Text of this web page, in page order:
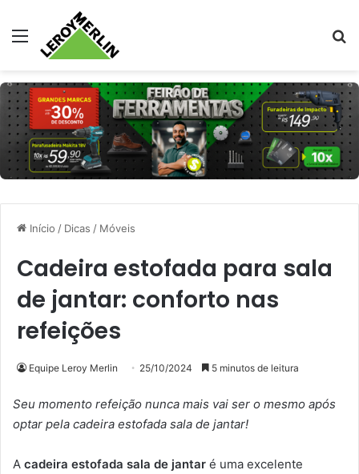
Menu
Início / Dicas / Móveis
Cadeira estofada para sala
de jantar: conforto nas
refeições
Equipe Leroy Merlin 25/10/2024 5 minutos de leitura
Seu momento refeição nunca mais vai ser o mesmo após
optar pela cadeira estofada sala de jantar!
A cadeira estofada sala de jantar é uma excelente